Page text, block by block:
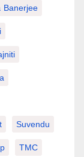
Banerjee
Suvendu
TMC